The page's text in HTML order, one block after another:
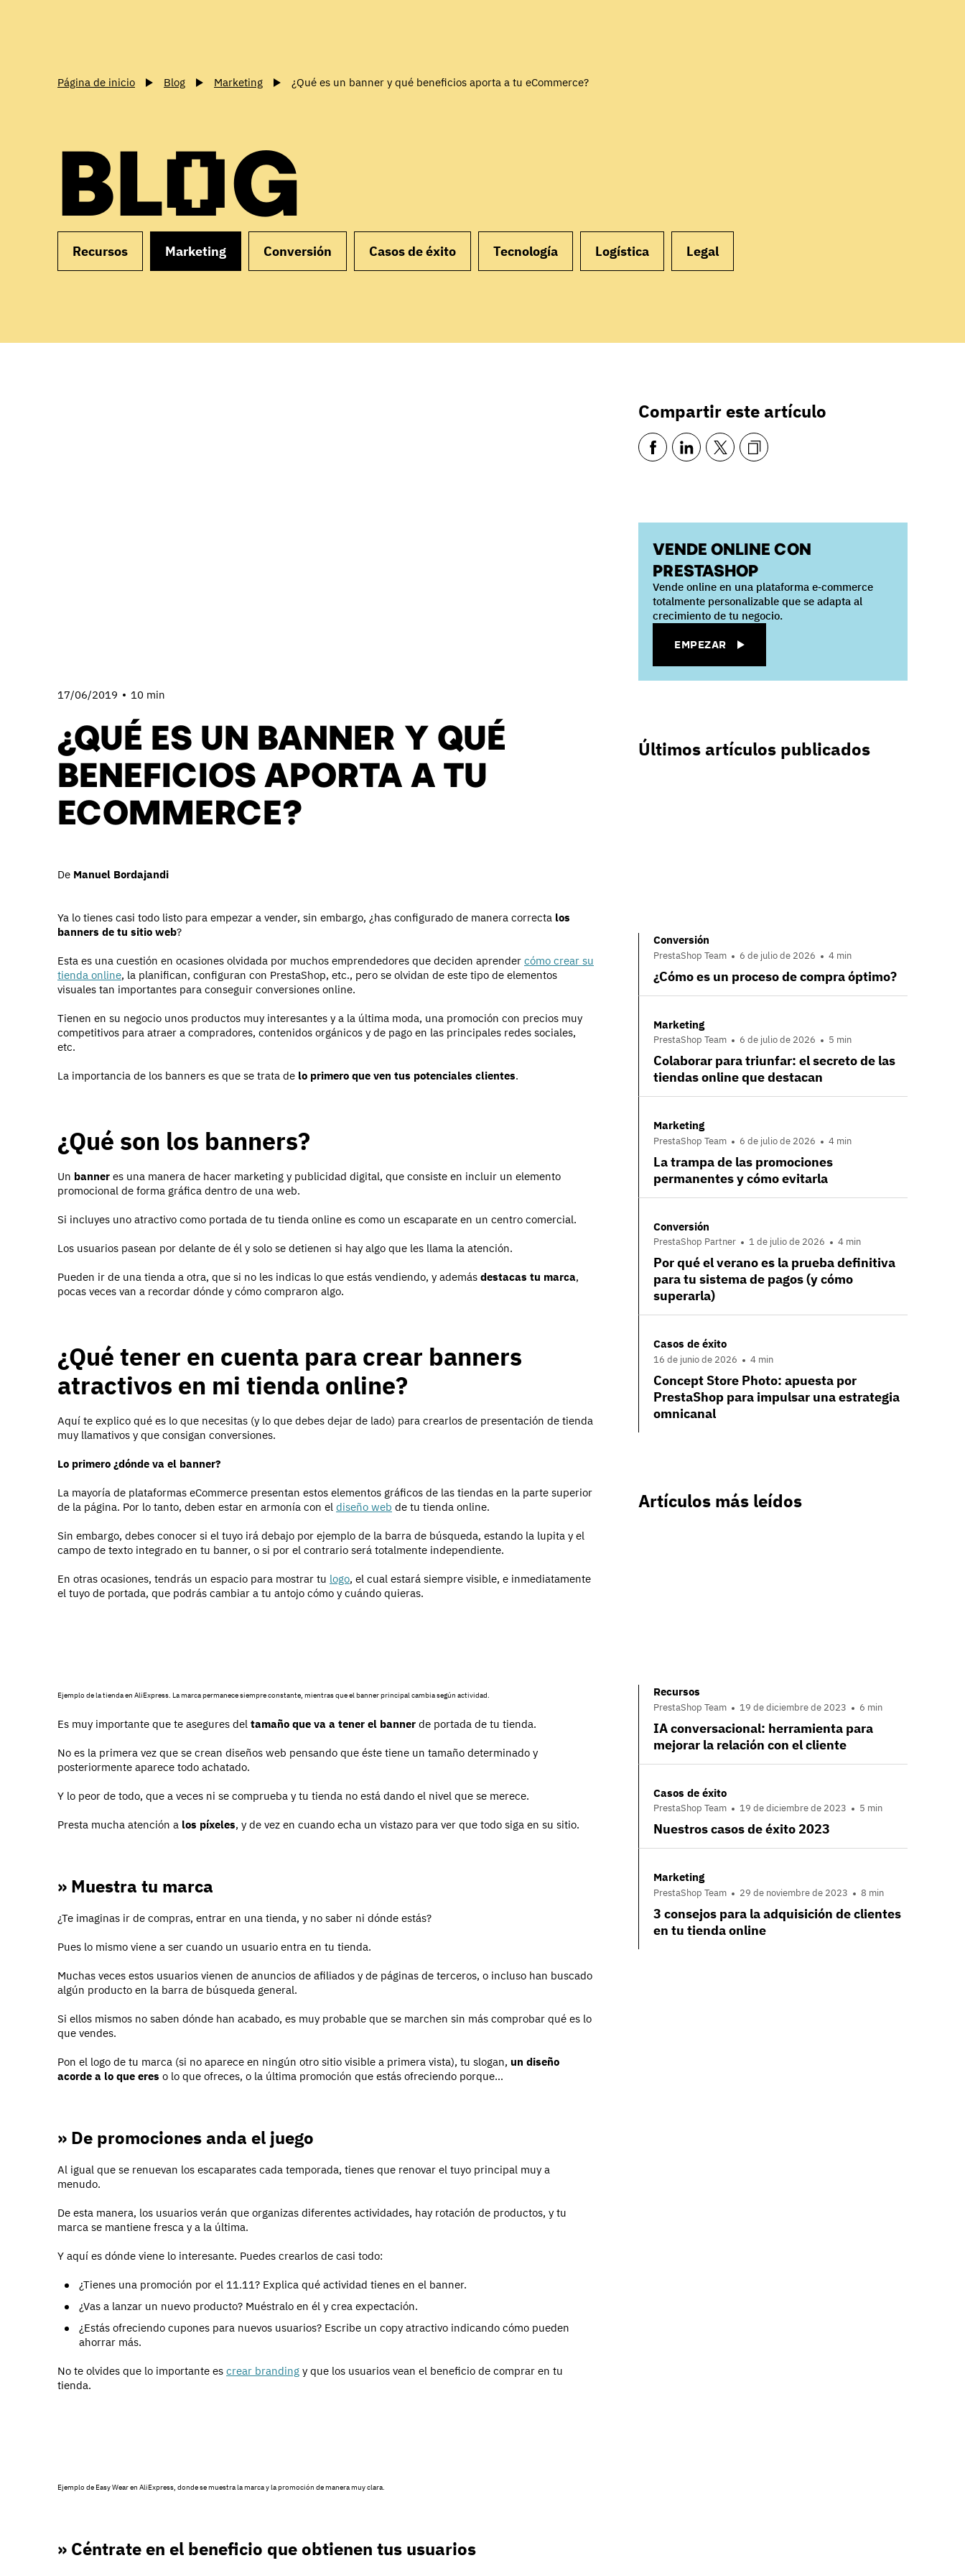
Página de inicio Blog Marketing ¿Qué es un banner y qué beneficios aporta a tu eCommerce?
BLOG
Recursos Marketing Conversión Casos de éxito Tecnología Logística Legal
17/06/2019 10 min
¿QUÉ ES UN BANNER Y QUÉ
BENEFICIOS APORTA A TU
ECOMMERCE?
De Manuel Bordajandi
Ya lo tienes casi todo listo para empezar a vender, sin embargo, ¿has configurado de manera correcta los
banners de tu sitio web?
Esta es una cuestión en ocasiones olvidada por muchos emprendedores que deciden aprender cómo crear su
tienda online, la planifican, configuran con PrestaShop, etc., pero se olvidan de este tipo de elementos
visuales tan importantes para conseguir conversiones online.
Tienen en su negocio unos productos muy interesantes y a la última moda, una promoción con precios muy
competitivos para atraer a compradores, contenidos orgánicos y de pago en las principales redes sociales,
etc.
La importancia de los banners es que se trata de lo primero que ven tus potenciales clientes.
¿Qué son los banners?
Un banner es una manera de hacer marketing y publicidad digital, que consiste en incluir un elemento
promocional de forma gráfica dentro de una web.
Si incluyes uno atractivo como portada de tu tienda online es como un escaparate en un centro comercial.
Los usuarios pasean por delante de él y solo se detienen si hay algo que les llama la atención.
Pueden ir de una tienda a otra, que si no les indicas lo que estás vendiendo, y además destacas tu marca,
pocas veces van a recordar dónde y cómo compraron algo.
¿Qué tener en cuenta para crear banners
atractivos en mi tienda online?
Aquí te explico qué es lo que necesitas (y lo que debes dejar de lado) para crearlos de presentación de tienda
muy llamativos y que consigan conversiones.
Lo primero ¿dónde va el banner?
La mayoría de plataformas eCommerce presentan estos elementos gráficos de las tiendas en la parte superior
de la página. Por lo tanto, deben estar en armonía con el diseño web de tu tienda online.
Sin embargo, debes conocer si el tuyo irá debajo por ejemplo de la barra de búsqueda, estando la lupita y el
campo de texto integrado en tu banner, o si por el contrario será totalmente independiente.
En otras ocasiones, tendrás un espacio para mostrar tu logo, el cual estará siempre visible, e inmediatamente
el tuyo de portada, que podrás cambiar a tu antojo cómo y cuándo quieras.
Ejemplo de la tienda en AliExpress. La marca permanece siempre constante, mientras que el banner principal cambia según actividad.
Es muy importante que te asegures del tamaño que va a tener el banner de portada de tu tienda.
No es la primera vez que se crean diseños web pensando que éste tiene un tamaño determinado y
posteriormente aparece todo achatado.
Y lo peor de todo, que a veces ni se comprueba y tu tienda no está dando el nivel que se merece.
Presta mucha atención a los píxeles, y de vez en cuando echa un vistazo para ver que todo siga en su sitio.
» Muestra tu marca
¿Te imaginas ir de compras, entrar en una tienda, y no saber ni dónde estás?
Pues lo mismo viene a ser cuando un usuario entra en tu tienda.
Muchas veces estos usuarios vienen de anuncios de afiliados y de páginas de terceros, o incluso han buscado
algún producto en la barra de búsqueda general.
Si ellos mismos no saben dónde han acabado, es muy probable que se marchen sin más comprobar qué es lo
que vendes.
Pon el logo de tu marca (si no aparece en ningún otro sitio visible a primera vista), tu slogan, un diseño
acorde a lo que eres o lo que ofreces, o la última promoción que estás ofreciendo porque…
» De promociones anda el juego
Al igual que se renuevan los escaparates cada temporada, tienes que renovar el tuyo principal muy a
menudo.
De esta manera, los usuarios verán que organizas diferentes actividades, hay rotación de productos, y tu
marca se mantiene fresca y a la última.
Y aquí es dónde viene lo interesante. Puedes crearlos de casi todo:
¿Tienes una promoción por el 11.11? Explica qué actividad tienes en el banner.
¿Vas a lanzar un nuevo producto? Muéstralo en él y crea expectación.
¿Estás ofreciendo cupones para nuevos usuarios? Escribe un copy atractivo indicando cómo pueden
ahorrar más.
No te olvides que lo importante es crear branding y que los usuarios vean el beneficio de comprar en tu
tienda.
Ejemplo de Easy Wear en AliExpress, donde se muestra la marca y la promoción de manera muy clara.
» Céntrate en el beneficio que obtienen tus usuarios
Compartir este artículo
VENDE ONLINE CON
PRESTASHOP
Vende online en una plataforma e‑commerce
totalmente personalizable que se adapta al
crecimiento de tu negocio.
EMPEZAR
Últimos artículos publicados
Conversión
PrestaShop Team 6 de julio de 2026 4 min
¿Cómo es un proceso de compra óptimo?
Marketing
PrestaShop Team 6 de julio de 2026 5 min
Colaborar para triunfar: el secreto de las
tiendas online que destacan
Marketing
PrestaShop Team 6 de julio de 2026 4 min
La trampa de las promociones
permanentes y cómo evitarla
Conversión
PrestaShop Partner 1 de julio de 2026 4 min
Por qué el verano es la prueba definitiva
para tu sistema de pagos (y cómo
superarla)
Casos de éxito
16 de junio de 2026 4 min
Concept Store Photo: apuesta por
PrestaShop para impulsar una estrategia
omnicanal
Artículos más leídos
Recursos
PrestaShop Team 19 de diciembre de 2023 6 min
IA conversacional: herramienta para
mejorar la relación con el cliente
Casos de éxito
PrestaShop Team 19 de diciembre de 2023 5 min
Nuestros casos de éxito 2023
Marketing
PrestaShop Team 29 de noviembre de 2023 8 min
3 consejos para la adquisición de clientes
en tu tienda online